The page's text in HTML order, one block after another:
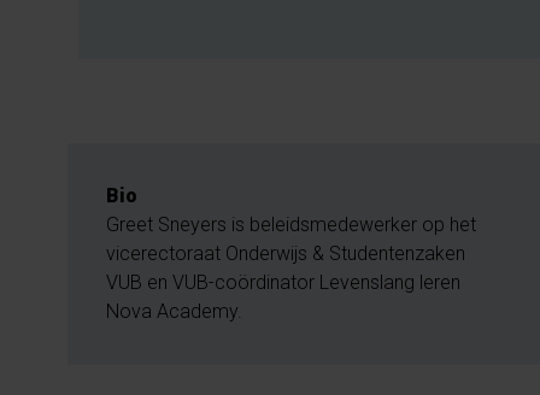
Bio
Greet Sneyers is beleidsmedewerker op het
vicerectoraat Onderwijs & Studentenzaken
VUB en VUB-coördinator Levenslang leren
Nova Academy.